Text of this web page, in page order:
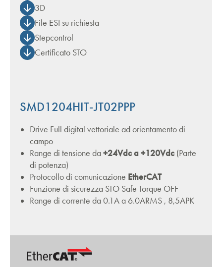
3D
File ESI su richiesta
Stepcontrol
Certificato STO
SMD1204HIT-JT02PPP
Drive Full digital vettoriale ad orientamento di
campo
Range di tensione da+24Vdc a +120Vdc (Parte
di potenza)
Protocollo di comunicazione EtherCAT
Funzione di sicurezza STO Safe Torque OFF
Range di corrente da 0.1A a 6.0ARMS , 8,5APK